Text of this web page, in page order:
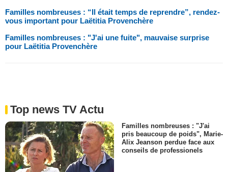
Familles nombreuses : “Il était temps de reprendre”, rendez-
vous important pour Laëtitia Provenchère
Familles nombreuses : "J'ai une fuite", mauvaise surprise
pour Laëtitia Provenchère
Top news TV Actu
Familles nombreuses : "J'ai
pris beaucoup de poids", Marie-
Alix Jeanson perdue face aux
conseils de professionels